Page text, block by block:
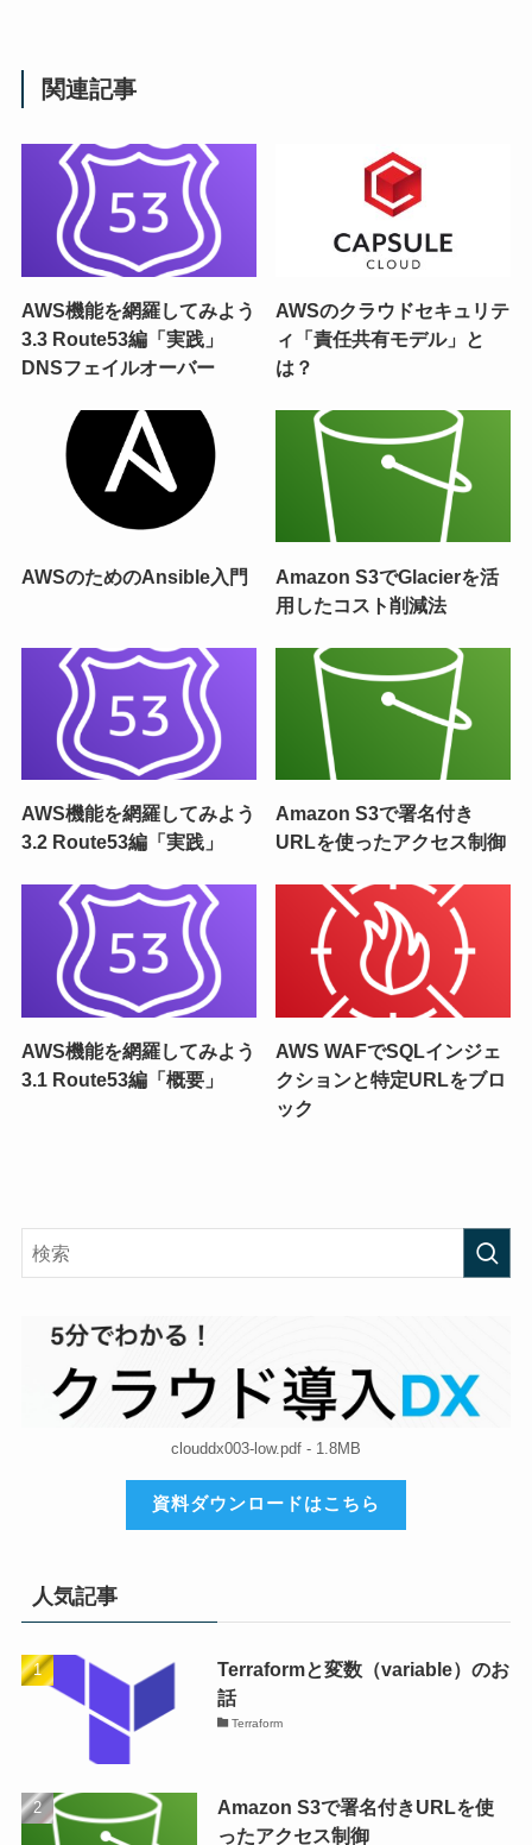
関連記事
AWS機能を網羅してみよう
3.3 Route53編「実践」
DNSフェイルオーバー
AWSのクラウドセキュリテ
ィ「責任共有モデル」と
は？
AWSのためのAnsible入門
Amazon S3でGlacierを活
用したコスト削減法
AWS機能を網羅してみよう
3.2 Route53編「実践」
Amazon S3で署名付き
URLを使ったアクセス制御
AWS機能を網羅してみよう
3.1 Route53編「概要」
AWS WAFでSQLインジェ
クションと特定URLをブロ
ック
clouddx003-low.pdf - 1.8MB
資料ダウンロードはこちら
人気記事
Terraformと変数（variable）のお
話
Terraform
Amazon S3で署名付きURLを使
ったアクセス制御